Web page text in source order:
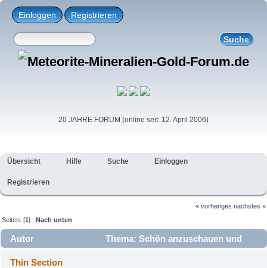
Einloggen Registrieren
20 JAHRE FORUM (online seit: 12. April 2006)
Übersicht Hilfe Suche Einloggen
Registrieren
« vorheriges nächstes »
Seiten: [1]Nach unten
Autor
Thema: Schön anzuschauen und
fotogen (Gelesen 2919 mal)
Thin Section